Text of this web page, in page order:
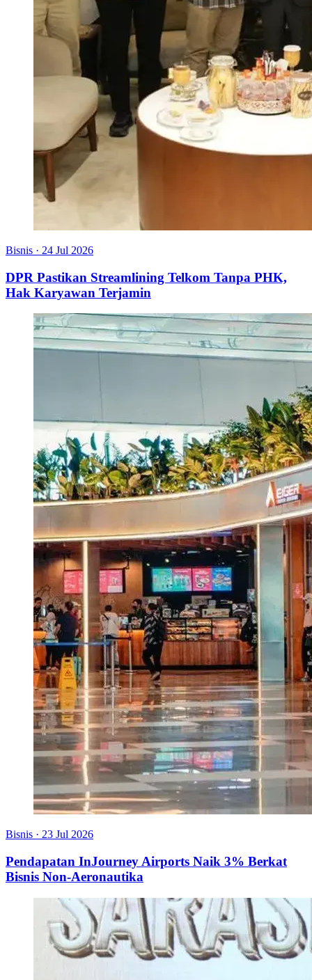
Bisnis · 24 Jul 2026
DPR Pastikan Streamlining Telkom Tanpa PHK,
Hak Karyawan Terjamin
Bisnis · 23 Jul 2026
Pendapatan InJourney Airports Naik 3% Berkat
Bisnis Non-Aeronautika